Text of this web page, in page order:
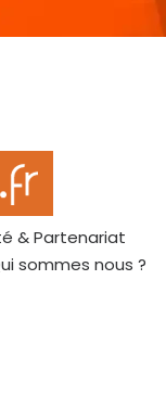
& Partenariat
sommes nous ?